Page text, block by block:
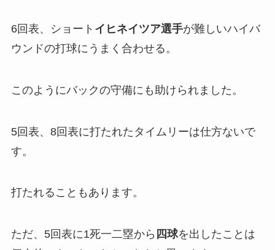
6回表、ショート イヒネイツア選手が難しいハイバ
ウンドの打球にうまく合わせる。
このようにバックの守備にも助けられました。
5回表、8回表に打たれたタイムリーは仕方ないで
す。
打たれることもあります。
ただ、5回表に1死一二塁から 四球を出したことは